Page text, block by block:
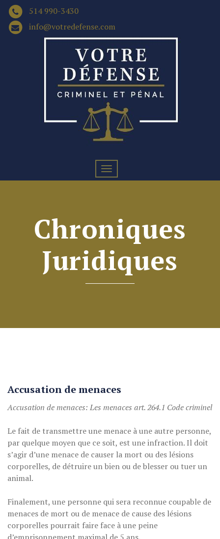
514 990-3430
info@votredefense.com
Chroniques
Juridiques
Accusation de menaces
Accusation de menaces: Les menaces art. 264.1 Code criminel
Le fait de transmettre une menace à une autre personne,
par quelque moyen que ce soit, est une infraction. Il doit
s’agir d’une menace de causer la mort ou des lésions
corporelles, de détruire un bien ou de blesser ou tuer un
animal.
Finalement, une personne qui sera reconnue coupable de
menaces de mort ou de menace de cause des lésions
corporelles pourrait faire face à une peine